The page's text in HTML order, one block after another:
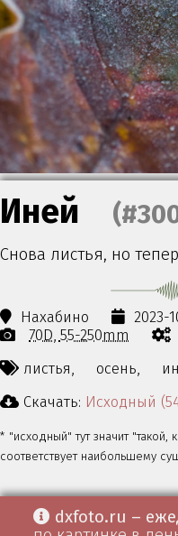
Иней
Снова листья, но
Нахабино 2023-
70D 55-250mm
листья,
осень,
Скачать: Исходный
* "исходный" тут значит "такой,
соответствует наибольшему
dxfoto.ru –